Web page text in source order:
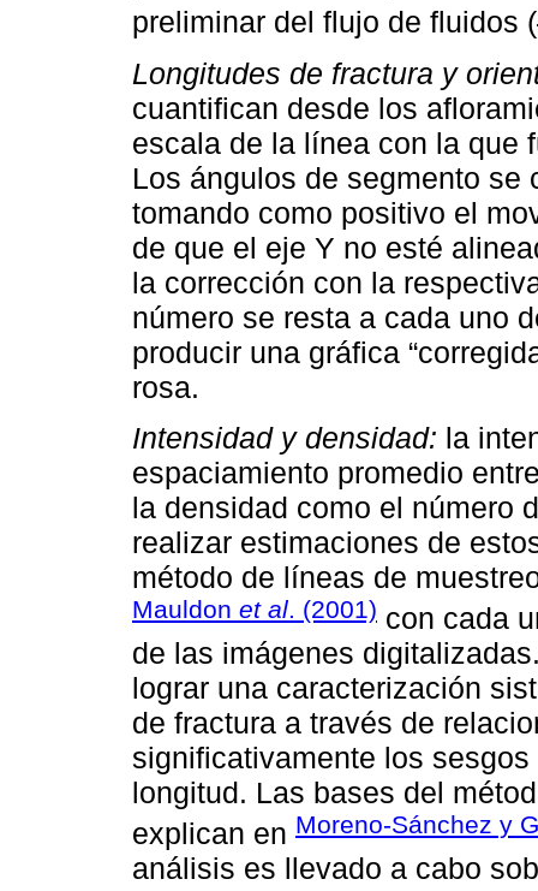
preliminar del flujo de fluidos (
Longitudes de fractura y
cuantifican desde los
escala de la línea con la que
Los ángulos de segmento se
tomando como positivo el
de que el eje Y no esté
la corrección con la
número se resta a cada uno
producir una gráfica
rosa.
Intensidad y densidad: la
espaciamiento promedio
la densidad como el número
realizar estimaciones de
método de líneas de
Mauldon et al. (2001) con cada
de las imágenes
lograr una caracterización
de fractura a través de
significativamente los
longitud. Las bases del
explican en Moreno-Sánchez y
análisis es llevado a cabo